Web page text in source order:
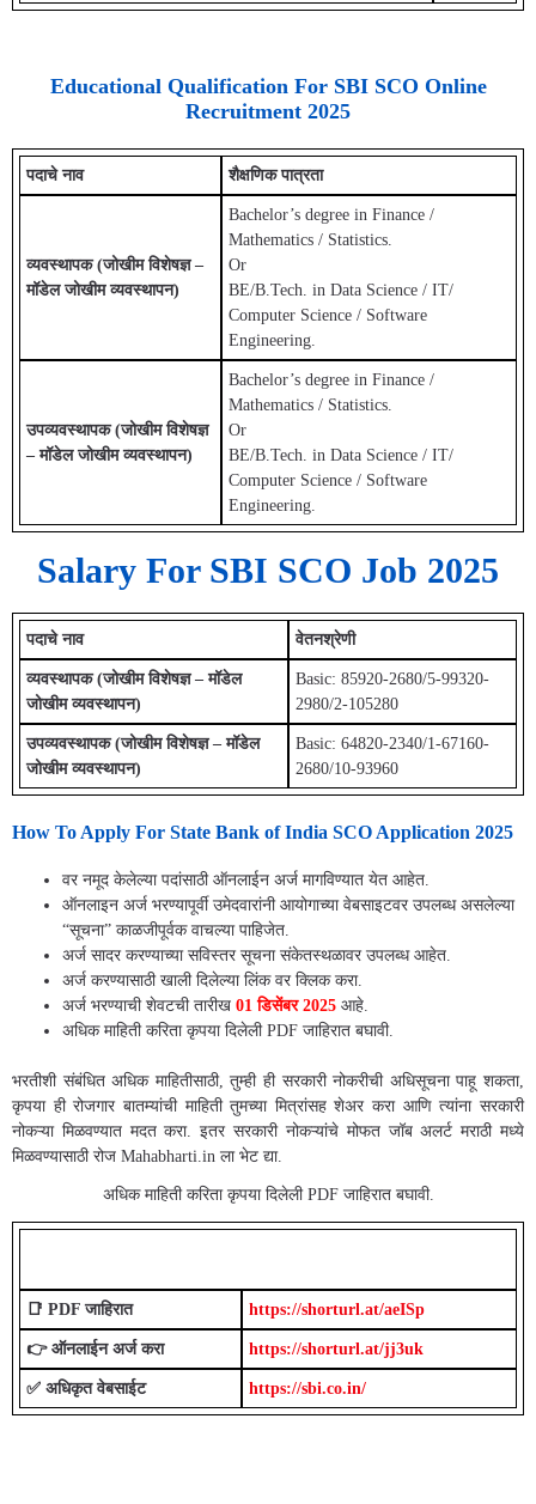
Educational Qualification For SBI SCO Online
Recruitment 2025
पदाचे नाव शैक्षणिक पात्रता
व्यवस्थापक (जोखीम विशेषज्ञ –
मॉडेल जोखीम व्यवस्थापन)
Bachelor’s degree in Finance /
Mathematics / Statistics.
Or
BE/B.Tech. in Data Science / IT/
Computer Science / Software
Engineering.
उपव्यवस्थापक (जोखीम विशेषज्ञ
– मॉडेल जोखीम व्यवस्थापन)
Bachelor’s degree in Finance /
Mathematics / Statistics.
Or
BE/B.Tech. in Data Science / IT/
Computer Science / Software
Engineering.
Salary For SBI SCO Job 2025
पदाचे नाव वेतनश्रेणी
व्यवस्थापक (जोखीम विशेषज्ञ – मॉडेल
जोखीम व्यवस्थापन)
Basic: 85920-2680/5-99320-
2980/2-105280
उपव्यवस्थापक (जोखीम विशेषज्ञ – मॉडेल
जोखीम व्यवस्थापन)
Basic: 64820-2340/1-67160-
2680/10-93960
How To Apply For State Bank of India SCO Application 2025
वर नमूद केलेल्या पदांसाठी ऑनलाईन अर्ज मागविण्यात येत आहेत.
ऑनलाइन अर्ज भरण्यापूर्वी उमेदवारांनी आयोगाच्या वेबसाइटवर उपलब्ध असलेल्या
“सूचना” काळजीपूर्वक वाचल्या पाहिजेत.
अर्ज सादर करण्याच्या सविस्तर सूचना संकेतस्थळावर उपलब्ध आहेत.
अर्ज करण्यासाठी खाली दिलेल्या लिंक वर क्लिक करा.
अर्ज भरण्याची शेवटची तारीख 01 डिसेंबर 2025 आहे.
अधिक माहिती करिता कृपया दिलेली PDF जाहिरात बघावी.
भरतीशी संबंधित अधिक माहितीसाठी, तुम्ही ही सरकारी नोकरीची अधिसूचना पाहू शकता,
कृपया ही रोजगार बातम्यांची माहिती तुमच्या मित्रांसह शेअर करा आणि त्यांना सरकारी
नोकऱ्या मिळवण्यात मदत करा. इतर सरकारी नोकऱ्यांचे मोफत जॉब अलर्ट मराठी मध्ये
मिळवण्यासाठी रोज Mahabharti.in ला भेट द्या.
अधिक माहिती करिता कृपया दिलेली PDF जाहिरात बघावी.
📑 PDF जाहिरात https://shorturl.at/aeISp
👉 ऑनलाईन अर्ज करा https://shorturl.at/jj3uk
✅ अधिकृत वेबसाईट https://sbi.co.in/